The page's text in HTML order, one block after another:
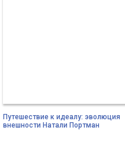
Путешествие к идеалу: эволюция
внешности Натали Портман